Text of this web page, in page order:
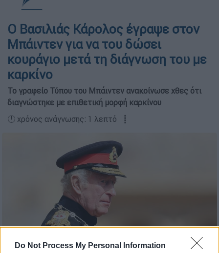
Do Not Process My Personal Information
Ο Βασιλιάς Κάρολος έγραψε στον
Μπάιντεν για να του δώσει
κουράγιο μετά τη διάγνωση του με
καρκίνο
Το γραφείο Τύπου του Μπάιντεν ανακοίνωσε χθες ότι
διαγνώστηκε με επιθετική μορφή καρκίνου
🕛 χρόνος ανάγνωσης: 1 λεπτό ┋